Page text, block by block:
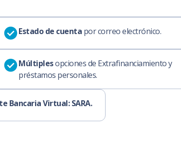
Estado de cuenta por correo electrónico.
Múltiplesopciones de Extrafinanciamiento y
préstamos personales.
Bancaria Virtual: SARA.